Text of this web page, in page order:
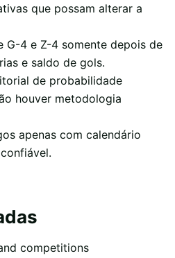
que possam alterar a
G-4 e Z-4 somente depois de
e saldo de gols.
de probabilidade
houver metodologia
apenas com calendário
competitions